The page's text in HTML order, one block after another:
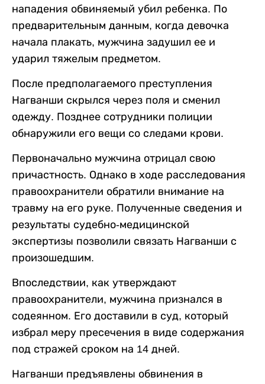
нападения обвиняемый убил ребенка. По
предварительным данным, когда девочка
начала плакать, мужчина задушил ее и
ударил тяжелым предметом.
После предполагаемого преступления
Нагванши скрылся через поля и сменил
одежду. Позднее сотрудники полиции
обнаружили его вещи со следами крови.
Первоначально мужчина отрицал свою
причастность. Однако в ходе расследования
правоохранители обратили внимание на
травму на его руке. Полученные сведения и
результаты судебно-медицинской
экспертизы позволили связать Нагванши с
произошедшим.
Впоследствии, как утверждают
правоохранители, мужчина признался в
содеянном. Его доставили в суд, который
избрал меру пресечения в виде содержания
под стражей сроком на 14 дней.
Нагванши предъявлены обвинения в